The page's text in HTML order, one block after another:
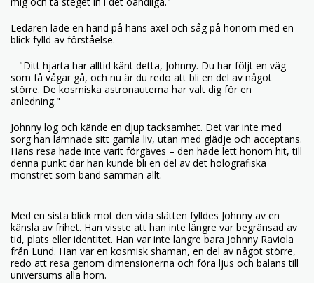
Ledaren lade en hand på hans axel och såg på honom med en
blick fylld av förståelse.
– "Ditt hjärta har alltid känt detta, Johnny. Du har följt en väg
som få vågar gå, och nu är du redo att bli en del av något
större. De kosmiska astronauterna har valt dig för en
anledning."
Johnny log och kände en djup tacksamhet. Det var inte med
sorg han lämnade sitt gamla liv, utan med glädje och acceptans.
Hans resa hade inte varit förgäves – den hade lett honom hit, till
denna punkt där han kunde bli en del av det holografiska
mönstret som band samman allt.
Med en sista blick mot den vida slätten fylldes Johnny av en
känsla av frihet. Han visste att han inte längre var begränsad av
tid, plats eller identitet. Han var inte längre bara Johnny Raviola
från Lund. Han var en kosmisk shaman, en del av något större,
redo att resa genom dimensionerna och föra ljus och balans till
universums alla hörn.